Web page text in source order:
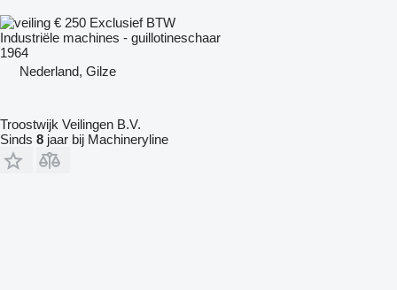
€ 250 Exclusief BTW
Industriële machines - guillotineschaar
1964
Nederland, Gilze
Troostwijk Veilingen B.V.
Sinds 8 jaar bij Machineryline